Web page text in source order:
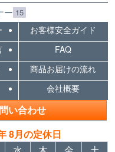
ー 15
お客様安全ガイド
FAQ
商品お届けの流れ
会社概要
い合わせ
8月の定休日